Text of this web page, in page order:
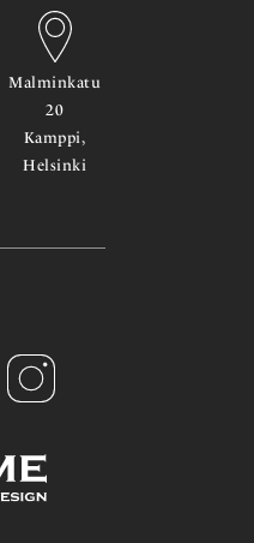
Malminkatu
20
Kamppi,
Helsinki